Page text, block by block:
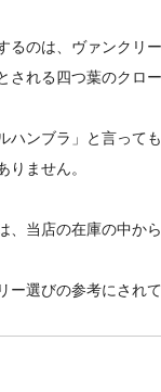
るのは、ヴァンクリ
される四つ葉のクロ
ハンブラ」と言って
りません。
、当店の在庫の中か
ー選びの参考にされ